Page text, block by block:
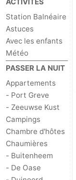
Schouwen
Nature
Oranjezon
-
Oostkapelle
-
Nature
de
Mantelingen
-
Domburg
-
Zoutelande
-
Vlissingen
-
Middelburg
Météo
Contact
Station Balnéaire
Astuces
Avec les enfants
Météo
PASSER LA NUIT
Appartements
- Port Greve
- Zeeuwse Kust
Campings
Chambre d'hôtes
Chaumières
- Buitenheem
- De Oase